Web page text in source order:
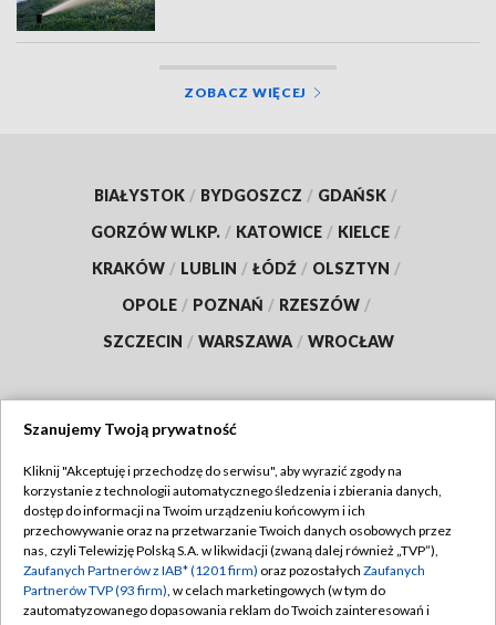
ZOBACZ WIĘCEJ
BIAŁYSTOK / BYDGOSZCZ / GDAŃSK /
GORZÓW WLKP. / KATOWICE / KIELCE /
KRAKÓW / LUBLIN / ŁÓDŹ / OLSZTYN /
OPOLE / POZNAŃ / RZESZÓW /
SZCZECIN / WARSZAWA / WROCŁAW
TVP
Abonament TVP
Emisja w TVP
Centrum informacji TVP
Regulamin TVP
Polityka prywatności
Moje zgody
Szanujemy Twoją prywatność
Kliknij "Akceptuję i przechodzę do serwisu", aby wyrazić zgody na
korzystanie z technologii automatycznego śledzenia i zbierania danych,
dostęp do informacji na Twoim urządzeniu końcowym i ich
przechowywanie oraz na przetwarzanie Twoich danych osobowych przez
nas, czyli Telewizję Polską S.A. w likwidacji (zwaną dalej również „TVP”),
Zaufanych Partnerów z IAB* (1201 firm) oraz pozostałych Zaufanych
Partnerów TVP (93 firm), w celach marketingowych (w tym do
zautomatyzowanego dopasowania reklam do Twoich zainteresowań i